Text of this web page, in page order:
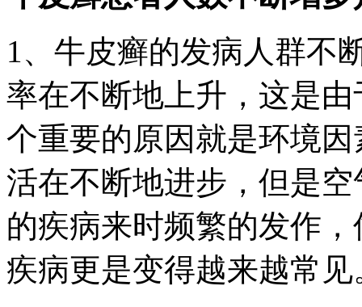
1、牛皮癣的发病人群不
率在不断地上升，这是
个重要的原因就是环境
活在不断地进步，但是
的疾病来时频繁的发作
疾病更是变得越来越常见